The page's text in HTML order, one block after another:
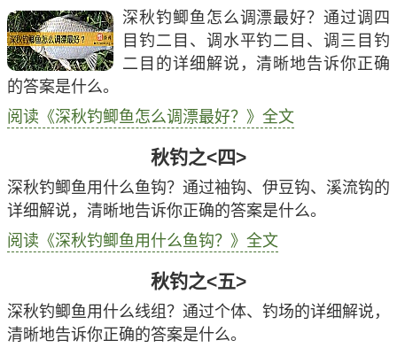
深秋钓鲫鱼怎么调漂最好？通过调四
目钓二目、调水平钓二目、调三目钓
二目的详细解说，清晰地告诉你正确
的答案是什么。
阅读《深秋钓鲫鱼怎么调漂最好？》全文
秋钓之<四>
深秋钓鲫鱼用什么鱼钩？通过袖钩、伊豆钩、溪流钩的
详细解说，清晰地告诉你正确的答案是什么。
阅读《深秋钓鲫鱼用什么鱼钩？》全文
秋钓之<五>
深秋钓鲫鱼用什么线组？通过个体、钓场的详细解说，
清晰地告诉你正确的答案是什么。